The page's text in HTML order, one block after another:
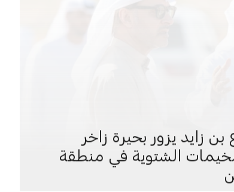
بن زايد يزور بحيرة زاخر
الشتوية في منطقة